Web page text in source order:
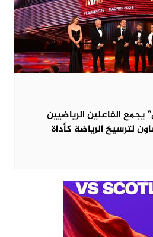
الفاعلين الرياضيين
لترسيخ الرياضة كأداة